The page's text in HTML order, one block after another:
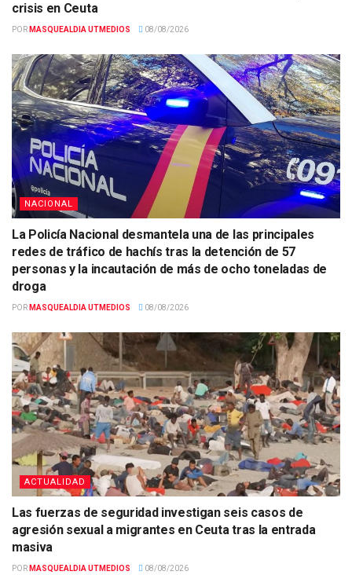
crisis en Ceuta
POR MASQUEALDIA UTMEDIOS 08/08/2026
NACIONAL
La Policía Nacional desmantela una de las principales
redes de tráfico de hachís tras la detención de 57
personas y la incautación de más de ocho toneladas de
droga
POR MASQUEALDIA UTMEDIOS 08/08/2026
ACTUALIDAD
Las fuerzas de seguridad investigan seis casos de
agresión sexual a migrantes en Ceuta tras la entrada
masiva
POR MASQUEALDIA UTMEDIOS 08/08/2026